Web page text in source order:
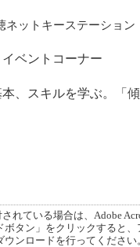
ネットキーステーション
ベントコーナー
本、スキルを学ぶ。「
れている場合は、Adobe
タン」をクリックすると
ンロードを行ってください